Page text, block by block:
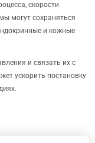
скорости
могут сохраняться
и кожные
и связать их с
ускорить постановку